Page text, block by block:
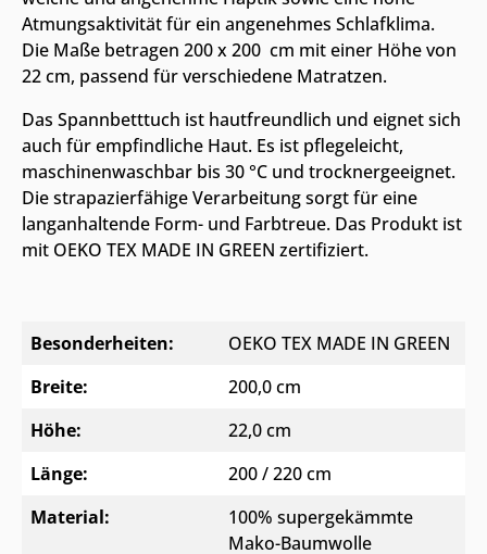
Atmungsaktivität für ein angenehmes Schlafklima.
Die Maße betragen 200 x 200 cm mit einer Höhe von
22 cm, passend für verschiedene Matratzen.
Das Spannbetttuch ist hautfreundlich und eignet sich
auch für empfindliche Haut. Es ist pflegeleicht,
maschinenwaschbar bis 30 °C und trocknergeeignet.
Die strapazierfähige Verarbeitung sorgt für eine
langanhaltende Form- und Farbtreue. Das Produkt ist
mit OEKO TEX MADE IN GREEN zertifiziert.
Besonderheiten:
OEKO TEX MADE IN GREEN
Breite:
200,0 cm
Höhe:
22,0 cm
Länge:
200 / 220 cm
Material:
100% supergekämmte
Mako-Baumwolle